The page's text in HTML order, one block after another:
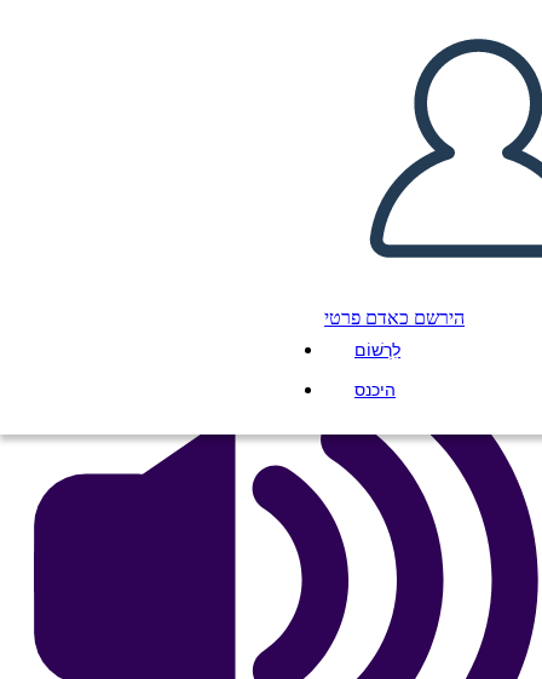
הירשם כאדם פרטי
לִרְשׁוֹם
היכנס
L'ultima Prima Volta di Jan